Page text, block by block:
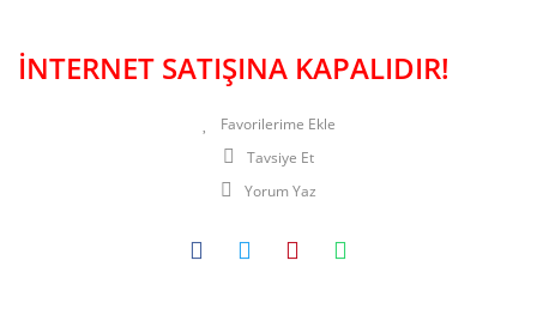
İNTERNET SATIŞINA KAPALIDIR!
Tavsiye Et
Yorum Yaz